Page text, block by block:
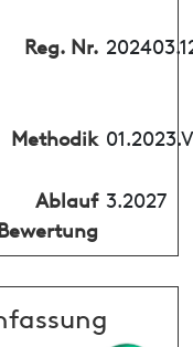
Reg. Nr.
Methodik
Ablauf 3.2027